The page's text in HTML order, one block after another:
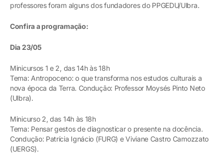
professores foram alguns dos fundadores do PPGEDU/Ulbra.
Confira a programação:
Dia 23/05
Minicursos 1 e 2, das 14h às 18h
Tema: Antropoceno: o que transforma nos estudos culturais a
nova época da Terra. Condução: Professor Moysés Pinto Neto
(Ulbra).
Minicurso 2, das 14h às 18h
Tema: Pensar gestos de diagnosticar o presente na docência.
Condução: Patrícia Ignácio (FURG) e Viviane Castro Camozzato
(UERGS).